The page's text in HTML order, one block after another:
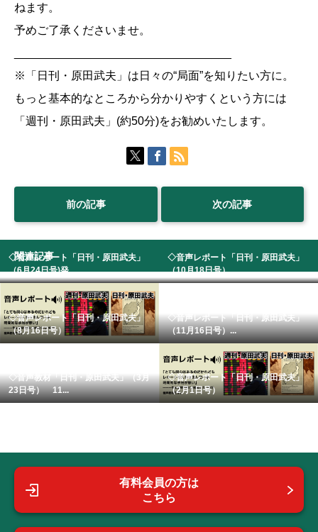
ねます。
予めご了承くださいませ。
※「日刊・原田武夫」は日々の“局面”を知りたい方に。
もっと基本的なところから分かりやすくという方には
「週刊・原田武夫」(約50分)をお勧めいたします。
前の記事 次の記事
関連記事
◇音声レポート「日刊・原田武夫」
（6月24日号)発...
◇音声レポート「日刊・原田武夫」
（10月18日号）...
◇音声レポート「日刊・原田武夫」
（8月16日号）
◇音声レポート「日刊・原田武夫」
（11月16日号）...
◇音声教材「日刊・原田武夫」（3月
23日号） 11...
◇音声レポート「日刊・原田武夫」
（2月1日号）
有料会員の方は
こちら